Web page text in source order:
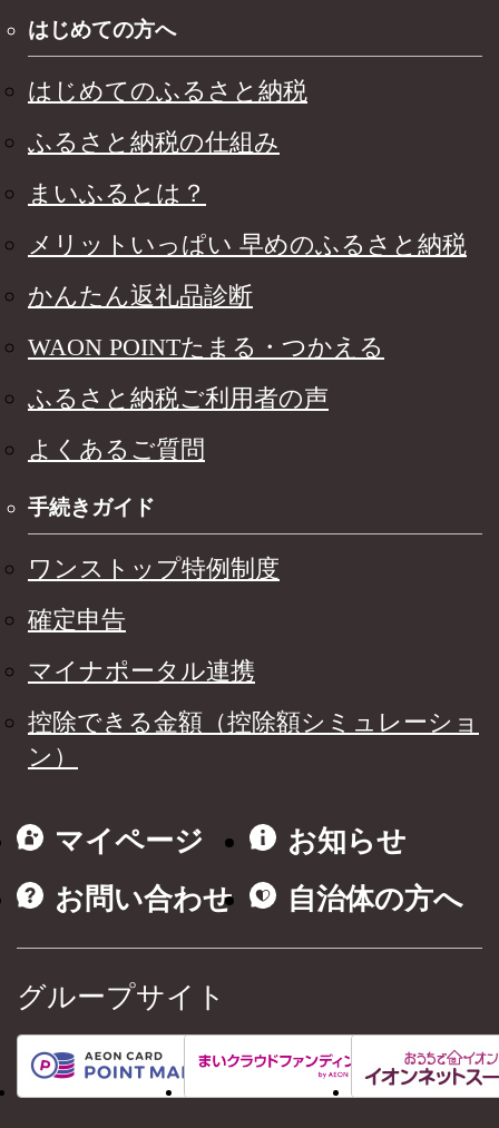
はじめての方へ
はじめてのふるさと納税
ふるさと納税の仕組み
まいふるとは？
メリットいっぱい 早めのふるさと納税
かんたん返礼品診断
WAON POINTたまる・つかえる
ふるさと納税ご利用者の声
よくあるご質問
手続きガイド
ワンストップ特例制度
確定申告
マイナポータル連携
控除できる金額（控除額シミュレーショ
ン）
マイページ
お知らせ
お問い合わせ
自治体の方へ
グループサイト